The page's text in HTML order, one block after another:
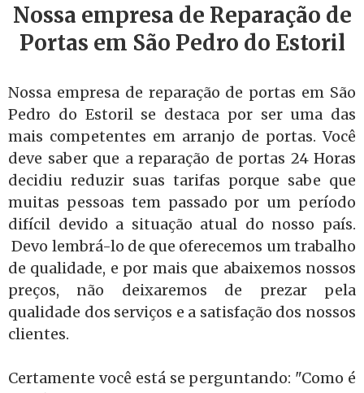
Nossa empresa de Reparação de
Portas em São Pedro do Estoril
Nossa empresa de reparação de portas em São
Pedro do Estoril se destaca por ser uma das
mais competentes em arranjo de portas. Você
deve saber que a reparação de portas 24 Horas
decidiu reduzir suas tarifas porque sabe que
muitas pessoas tem passado por um período
difícil devido a situação atual do nosso país.
Devo lembrá-lo de que oferecemos um trabalho
de qualidade, e por mais que abaixemos nossos
preços, não deixaremos de prezar pela
qualidade dos serviços e a satisfação dos nossos
clientes.
Certamente você está se perguntando: "Como é